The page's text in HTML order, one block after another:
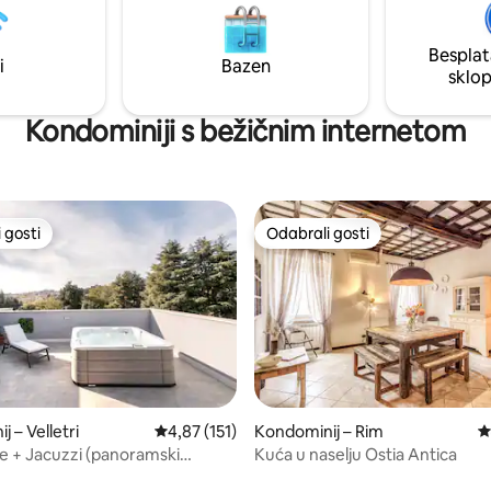
i Terracine. Ako
putovati u
željeznička stanica
LeTerrazze s trgovinama,
supermarketom, restoranima.
dana provedenog u Rimu, kuća
savršena za odmor i povratak u
Bazen
Kondominiji s bežičnim internetom
recenzija: 113
gosti
gosti
– Velletri Prosječna ocjena: 4,87/5, recenzija: 151
4,87 (151)
+ Jacuzzi (panoramski
Odabrali gosti
Odabrali gosti
Kondominij – Rim
Kuća u naselju Ostia Antica